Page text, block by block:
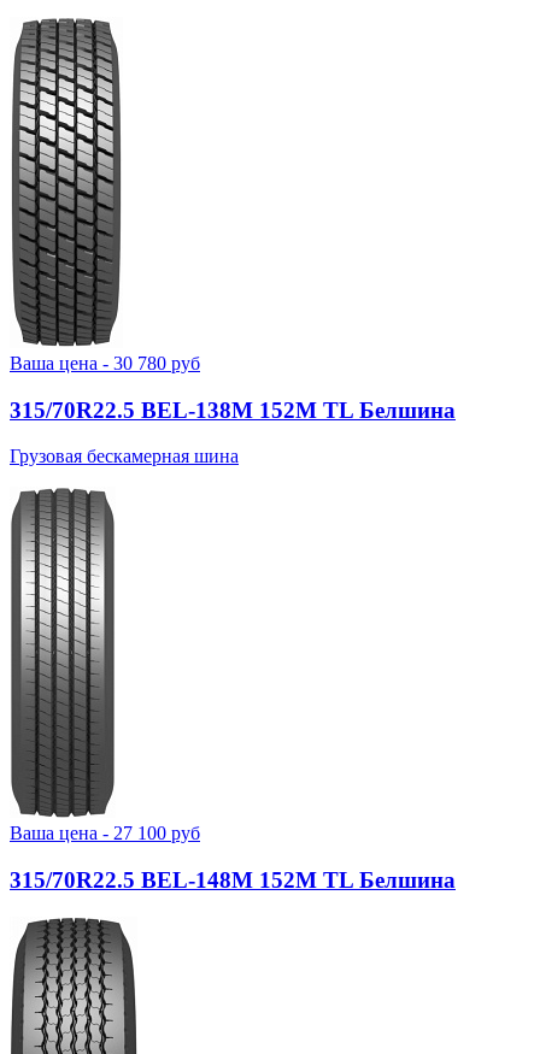
Ваша цена - 30 780 руб
315/70R22.5 BEL-138М 152M TL Белшина
Грузовая бескамерная шина
Ваша цена - 27 100 руб
315/70R22.5 BEL-148М 152M TL Белшина